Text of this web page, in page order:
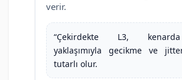
verir.
“Çekirdekte L3,
yaklaşımıyla gecikme ve
tutarlı olur.